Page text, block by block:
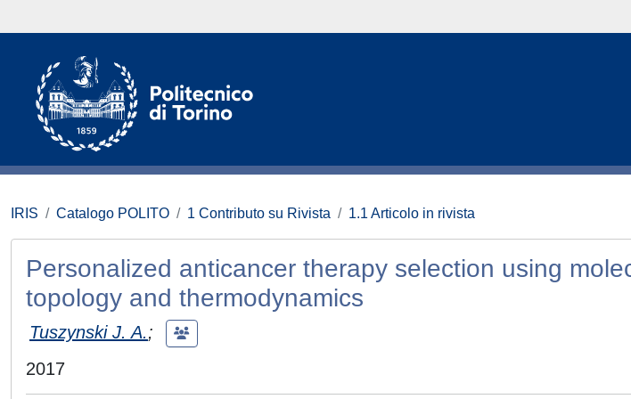
IRIS Catalogo POLITO 1 Contributo su Rivista 1.1 Articolo in rivista
Personalized anticancer therapy selection using
topology and thermodynamics
Tuszynski J. A.;
2017